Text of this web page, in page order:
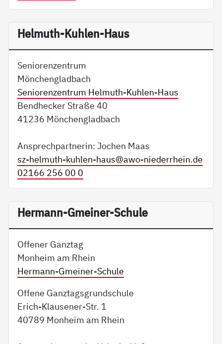
Helmuth-Kuhlen-Haus
Seniorenzentrum
Mönchengladbach
Seniorenzentrum Helmuth-Kuhlen-Haus
Bendhecker Straße 40
41236 Mönchengladbach
Ansprechpartnerin: Jochen Maas
sz-helmuth-kuhlen-haus@awo-niederrhein.de
02166 256 00 0
Hermann-Gmeiner-Schule
Offener Ganztag
Monheim am Rhein
Hermann-Gmeiner-Schule
Offene Ganztagsgrundschule
Erich-Klausener-Str. 1
40789 Monheim am Rhein